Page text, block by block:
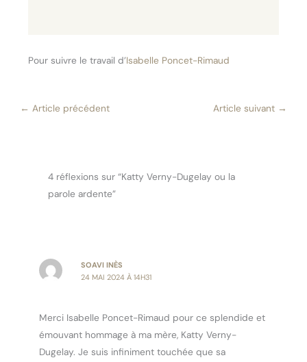
Pour suivre le travail d’Isabelle Poncet-Rimaud
← Article précédent Article suivant →
4 réflexions sur “Katty Verny-Dugelay ou la
parole ardente”
SOAVI INÈS
24 MAI 2024 À 14H31
Merci Isabelle Poncet-Rimaud pour ce splendide et
émouvant hommage à ma mère, Katty Verny-
Dugelay. Je suis infiniment touchée que sa